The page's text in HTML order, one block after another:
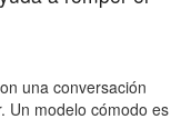
una conversación
Un modelo cómodo es